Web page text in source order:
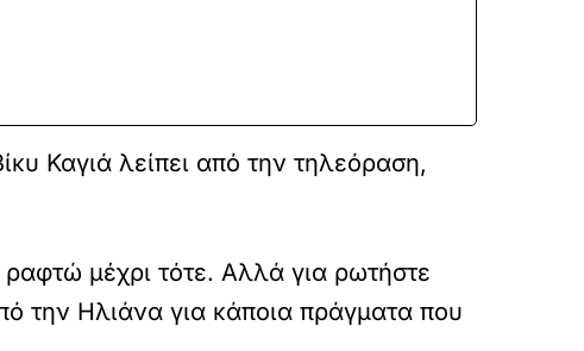
Καγιά λείπει από την τηλεόραση,
μέχρι τότε. Αλλά για ρωτήστε
την Ηλιάνα για κάποια πράγματα που